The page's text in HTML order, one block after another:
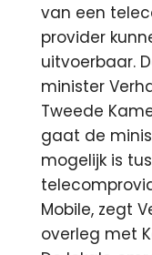
van een
provider
uitvoerbaar.
minister
Tweede
gaat de
mogelijk is
Mobile, zegt
overleg met